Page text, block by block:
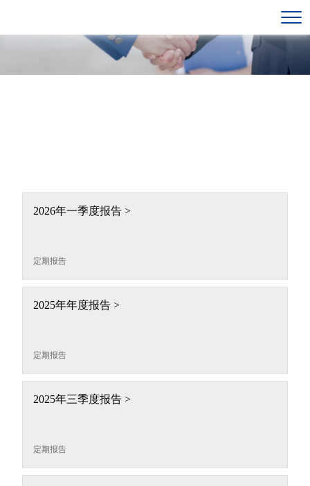
2026年一季度报告 >
定期报告
2025年年度报告 >
定期报告
2025年三季度报告 >
定期报告